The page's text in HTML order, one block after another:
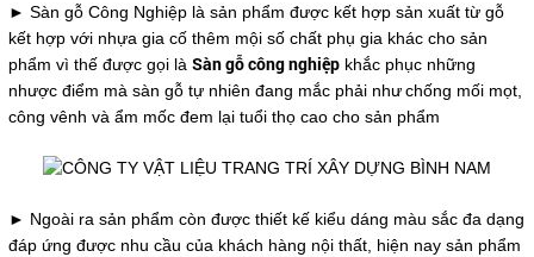
► Sàn gỗ Công Nghiệp là sản phẩm được kết hợp sản xuất từ gỗ
kết hợp với nhựa gia cố thêm mội số chất phụ gia khác cho sản
phẩm vì thế được gọi là Sàn gỗ công nghiệpkhắc phục những
nhược điểm mà sàn gỗ tự nhiên đang mắc phải như chống mối mọt,
công vênh và ẩm mốc đem lại tuổi thọ cao cho sản phẩm
► Ngoài ra sản phẩm còn được thiết kế kiểu dáng màu sắc đa dạng
đáp ứng được nhu cầu của khách hàng nội thất, hiện nay sản phẩm